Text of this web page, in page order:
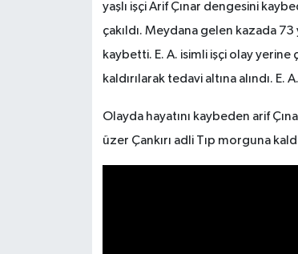
yaşlı işçi Arif Çınar dengesini
çakıldı. Meydana gelen kazada 73
kaybetti. E. A. isimli işçi olay yerine
kaldırılarak tedavi altına alındı.
Olayda hayatını kaybeden arif
üzer Çankırı adli Tıp morguna